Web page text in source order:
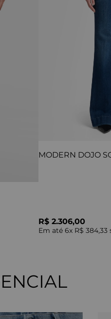
MODERN DOJO
R$ 2.306,00
Em até 6x R$ 384,33